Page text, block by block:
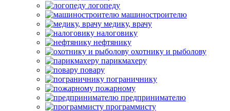
логопеду
машиностроителю
медику, врачу
налоговику
нефтянику
охотнику и рыболову
парикмахеру
повару
пограничнику
пожарному
предпринимателю
программисту